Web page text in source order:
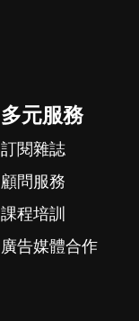
多元服務
訂閱雜誌
顧問服務
課程培訓
廣告媒體合作